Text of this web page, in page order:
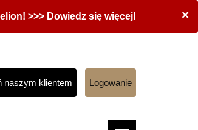
×
>>> Dowiedz się więcej!
naszym klientem Logowanie